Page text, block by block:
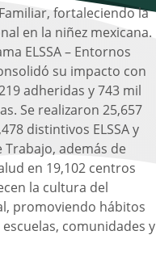
fortaleciendo la
en la niñez mexicana.
ELSSA – Entornos
su impacto con
adheridas y 743 mil
Se realizaron 25,657
distintivos ELSSA y
además de
en 19,102 centros
la cultura del
promoviendo hábitos
comunidades y